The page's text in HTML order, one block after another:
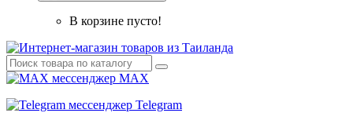
В корзине пусто!
MAX
Telegram